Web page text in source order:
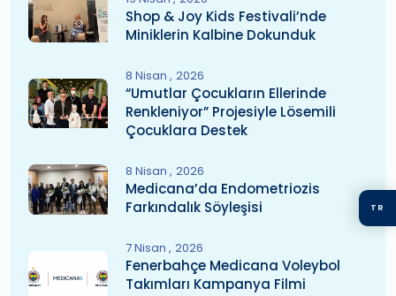
TR
Shop & Joy Kids Festivali’nde
Miniklerin Kalbine Dokunduk
8 Nisan 2026
“Umutlar Çocukların Ellerinde
Renkleniyor” Projesiyle Lösemili
Çocuklara Destek
8 Nisan 2026
Medicana’da Endometriozis
Farkındalık Söyleşisi
7 Nisan 2026
Fenerbahçe Medicana Voleybol
Takımları Kampanya Filmi